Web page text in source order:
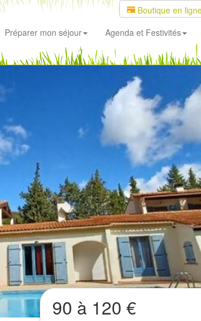
Boutique en
Préparer mon séjour Agenda et Festivités
90 à 120 €